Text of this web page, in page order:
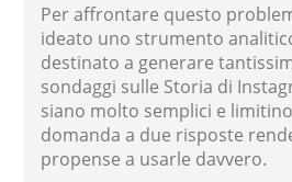
Per affrontare questo
ideato uno strumento
destinato a generare
sondaggi sulle Storia di
siano molto semplici e
domanda a due risposte
propense a usarle davvero.